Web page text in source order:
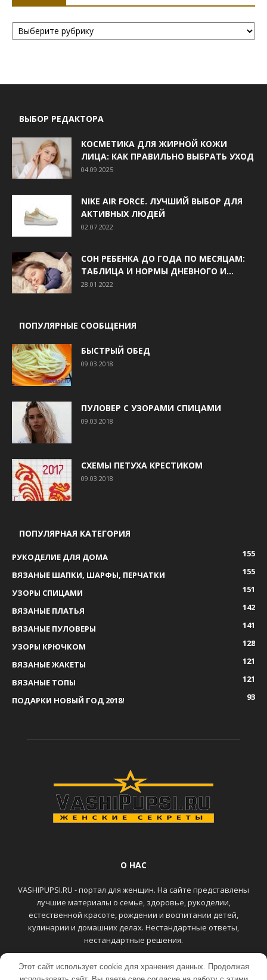
Рубрики
ВЫБОР РЕДАКТОРА
КОСМЕТИКА ДЛЯ ЖИРНОЙ КОЖИ
ЛИЦА: КАК ПРАВИЛЬНО ВЫБРАТЬ УХОД
04.09.2025
NIKE AIR FORCE. ЛУЧШИЙ ВЫБОР ДЛЯ
АКТИВНЫХ ЛЮДЕЙ
02.07.2022
СОН РЕБЕНКА ДО ГОДА ПО МЕСЯЦАМ:
ТАБЛИЦА И НОРМЫ ДНЕВНОГО И...
28.01.2022
ПОПУЛЯРНЫЕ СООБЩЕНИЯ
БЫСТРЫЙ ОБЕД
09.03.2018
ПУЛОВЕР С УЗОРАМИ СПИЦАМИ
09.03.2018
СХЕМЫ ПЕТУХА КРЕСТИКОМ
09.03.2018
ПОПУЛЯРНАЯ КАТЕГОРИЯ
РУКОДЕЛИЕ ДЛЯ ДОМА
155
ВЯЗАНЫЕ ШАПКИ, ШАРФЫ, ПЕРЧАТКИ
155
УЗОРЫ СПИЦАМИ
151
ВЯЗАНЫЕ ПЛАТЬЯ
142
ВЯЗАНЫЕ ПУЛОВЕРЫ
141
УЗОРЫ КРЮЧКОМ
128
ВЯЗАНЫЕ ЖАКЕТЫ
121
ВЯЗАНЫЕ ТОПЫ
121
ПОДАРКИ НОВЫЙ ГОД 2018!
93
О НАС
VASHIPUPSI.RU - портал для женщин. На сайте представлены
лучшие материалы о семье, здоровье, рукоделии,
естественной красоте, рождении и воспитании детей,
кулинарии и домашних делах. Нестандартные ответы,
нестандартные решения.
ГЛАВНАЯ КОНТАКТЫ
Этот сайт использует cookie для хранения данных. Продолжая